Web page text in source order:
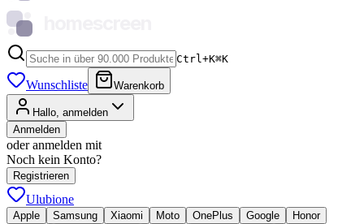
Ctrl+K⌘K
Wunschliste Warenkorb
Hallo, anmelden
Anmelden
oder anmelden mit
Noch kein Konto?
Registrieren
Ulubione
Apple Samsung Xiaomi Moto OnePlus Google
Honor